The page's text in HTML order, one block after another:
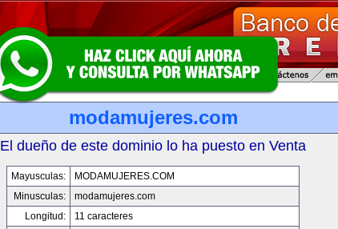
modamujeres.com
El dueño de este dominio lo ha puesto en Venta
Mayusculas:
MODAMUJERES.COM
Minusculas:
modamujeres.com
Longitud:
11 caracteres